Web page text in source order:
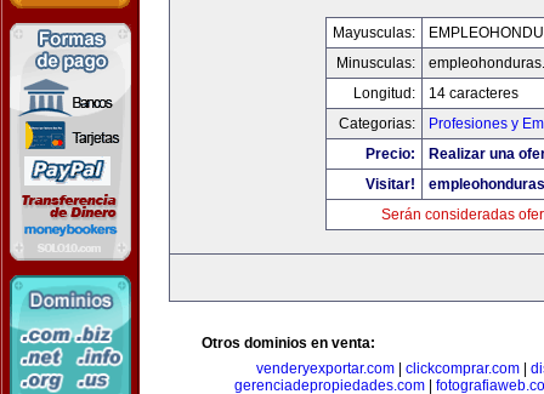
Mayusculas:
Minusculas:
Longitud:
14 caracteres
Categorias:
Profesiones y
Precio:
Realizar una
Visitar!
Serán consideradas
Otros dominios en venta:
venderyexportar.com
clickcomprar.com
gerenciadepropiedades.com|